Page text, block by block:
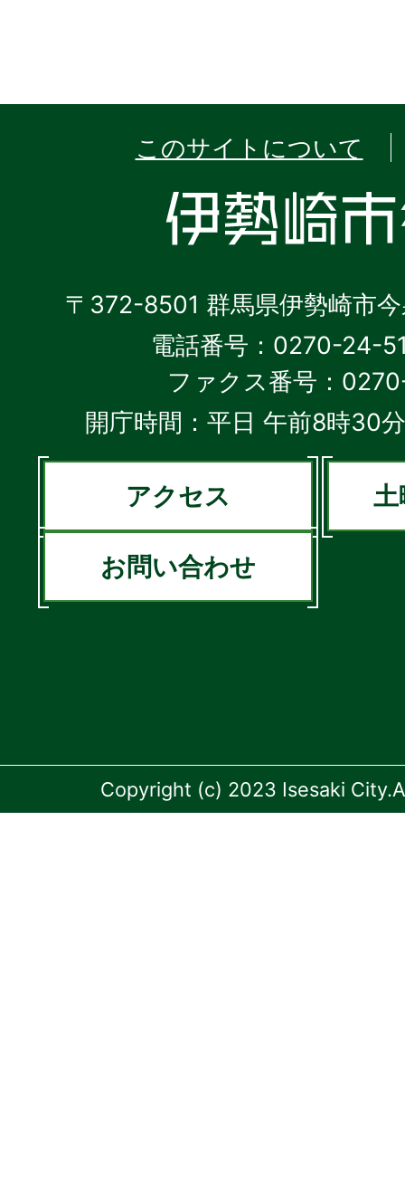
このサイトについて
〒372-8501 群馬県伊勢崎市
電話番号：0270-24-
ファクス番号：
開庁時間：平日 午前8時30
アクセス 土
お問い合わせ
Copyright (c) 2023 Isesaki